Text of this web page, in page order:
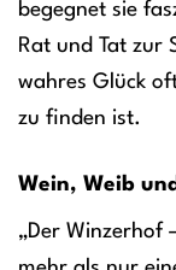
begegnet sie
Rat und Tat zur
wahres Glück
zu finden ist.
Wein, Weib
„Der Winzerhof